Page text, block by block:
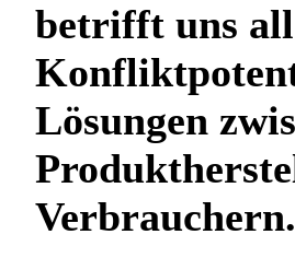
betrifft uns
Lösungen
Verbrauchern.